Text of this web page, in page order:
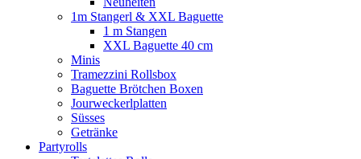
1m Stangerl & XXL Baguette
1 m Stangen
XXL Baguette 40 cm
Minis
Tramezzini Rollsbox
Baguette Brötchen Boxen
Jourweckerlplatten
Süsses
Getränke
Partyrolls